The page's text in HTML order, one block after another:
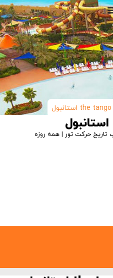
تاریخ حرکت تور | همه روزه